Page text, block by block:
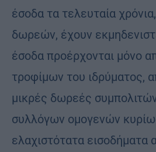
έσοδα τα τελευταία
δωρεών, έχουν
έσοδα προέρχονται μόνο
τροφίμων του ιδρύματος,
μικρές δωρεές
συλλόγων ομογενών
ελαχιστότατα εισοδήματα